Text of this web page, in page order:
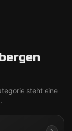
steht eine